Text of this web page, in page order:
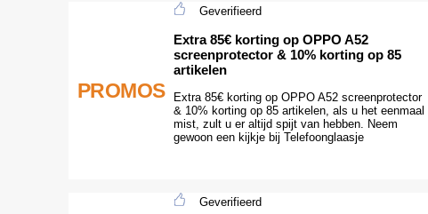
PROMOS
Geverifieerd
Extra 85€ korting op OPPO A52
screenprotector & 10% korting op 85
artikelen
Extra 85€ korting op OPPO A52 screenprotector
& 10% korting op 85 artikelen, als u het eenmaal
mist, zult u er altijd spijt van hebben. Neem
gewoon een kijkje bij Telefoonglaasje
Geverifieerd